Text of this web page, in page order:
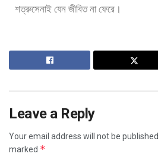
শত্রুসেনাই যেন জীবিত না ফেরে।
Leave a Reply
Your email address will not be published.
marked *